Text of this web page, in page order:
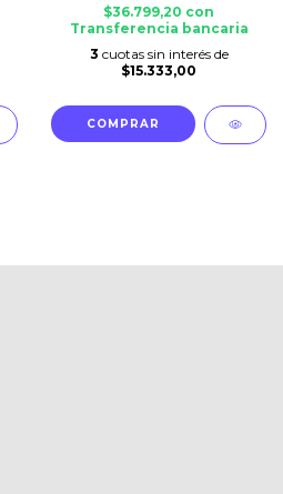
$36.799,20 con
Transferencia bancaria
3 cuotas sin interés de
$15.333,00